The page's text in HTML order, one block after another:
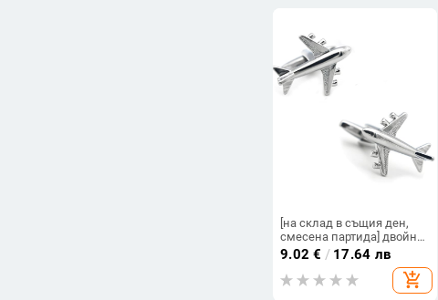
[на склад в същия ден,
смесена партида] двойно
дебели, качествени,
галванизирани метални,
сребърни копчета за
ръкавели, за изтребител
9.02 € / 17.64 лв
add_shopping_cart